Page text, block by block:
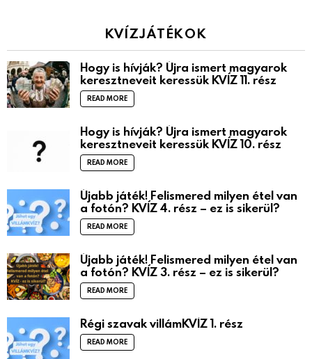
KVÍZJÁTÉKOK
Hogy is hívják? Újra ismert magyarok
keresztneveit keressük KVÍZ 11. rész
READ MORE
Hogy is hívják? Újra ismert magyarok
keresztneveit keressük KVÍZ 10. rész
READ MORE
Újabb játék! Felismered milyen étel van
a fotón? KVÍZ 4. rész – ez is sikerül?
READ MORE
Újabb játék! Felismered milyen étel van
a fotón? KVÍZ 3. rész – ez is sikerül?
READ MORE
Régi szavak villámKVÍZ 1. rész
READ MORE